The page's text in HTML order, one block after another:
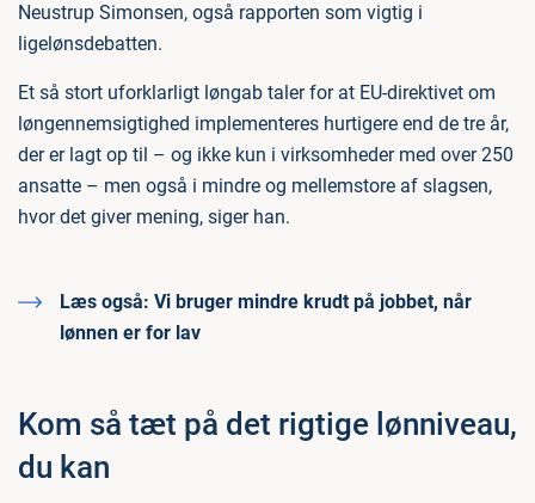
Neustrup Simonsen, også rapporten som vigtig i
ligelønsdebatten.
Et så stort uforklarligt løngab taler for at EU-direktivet om
løngennemsigtighed implementeres hurtigere end de tre år,
der er lagt op til – og ikke kun i virksomheder med over 250
ansatte – men også i mindre og mellemstore af slagsen,
hvor det giver mening, siger han.
Læs også: Vi bruger mindre krudt på jobbet, når
lønnen er for lav
Kom så tæt på det rigtige lønniveau,
du kan